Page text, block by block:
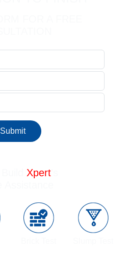
Submit
Xpert’s